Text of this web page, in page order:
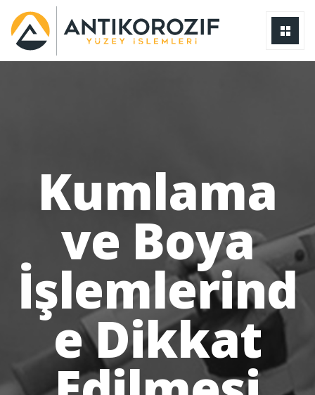
Kumlama
ve Boya
İşlemlerind
e Dikkat